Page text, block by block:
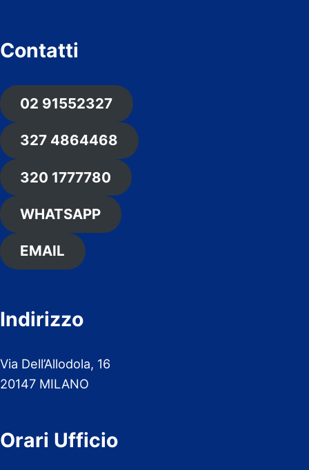
Contatti
02 91552327
327 4864468
320 1777780
WHATSAPP
EMAIL
Indirizzo
Via Dell’Allodola, 16
20147 MILANO
Orari Ufficio